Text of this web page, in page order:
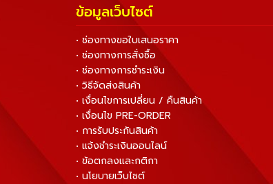
ข้อมูลเว็บไซต์
• ช่องทางขอใบเสนอราคา
• ช่องทางการสั่งซื้อ
• ช่องทางการชำระเงิน
• วิธีจัดส่งสินค้า
• เงื่อนไขการเปลี่ยน / คืนสินค้า
• เงื่อนไข PRE-ORDER
• การรับประกันสินค้า
• แจ้งชำระเงินออนไลน์
• ข้อตกลงและกติกา
• นโยบายเว็บไซต์